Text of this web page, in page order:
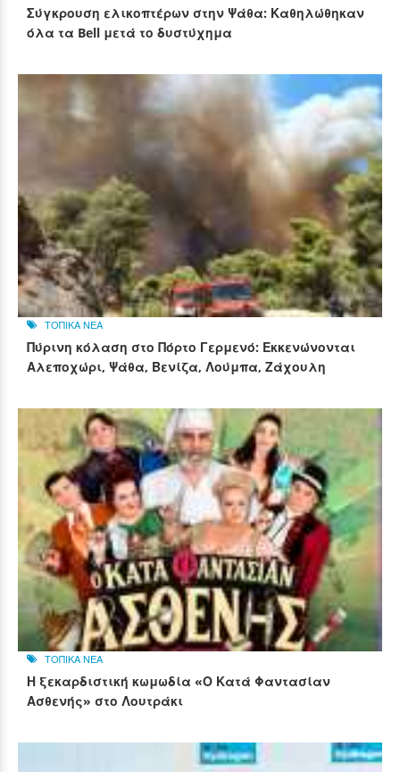
Σύγκρουση ελικοπτέρων στην Ψάθα: Καθηλώθηκαν
όλα τα Bell μετά το δυστύχημα
ΤΟΠΙΚΑ ΝΕΑ
Πύρινη κόλαση στο Πόρτο Γερμενό: Εκκενώνονται
Αλεποχώρι, Ψάθα, Βενίζα, Λούμπα, Ζάχουλη
ΤΟΠΙΚΑ ΝΕΑ
Η ξεκαρδιστική κωμωδία «Ο Κατά Φαντασίαν
Ασθενής» στο Λουτράκι